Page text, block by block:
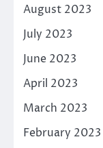
August 2023
July 2023
June 2023
April 2023
March 2023
February 2023